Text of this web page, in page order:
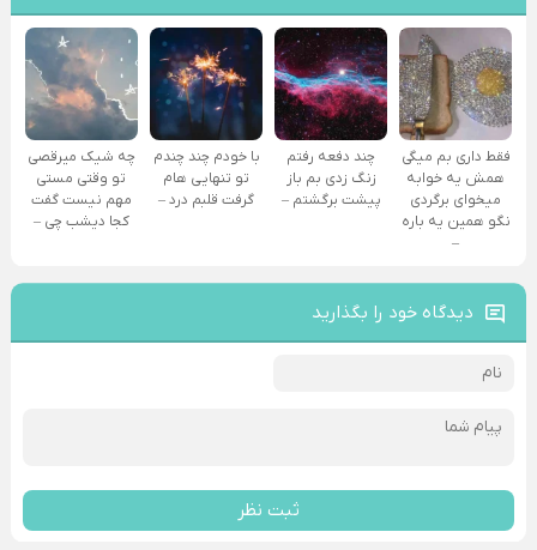
فقط داری بم میگی
همش یه خوابه
میخوای برگردی
نگو همین یه باره
–
چند دفعه رفتم
زنگ زدی بم باز
پیشت برگشتم –
با خودم چند چندم
تو تنهایی هام
گرفت قلبم درد –
چه شیک میرقصی
تو وقتی مستی
مهم نیست گفت
کجا دیشب چی –
دیدگاه خود را بگذارید
ثبت نظر